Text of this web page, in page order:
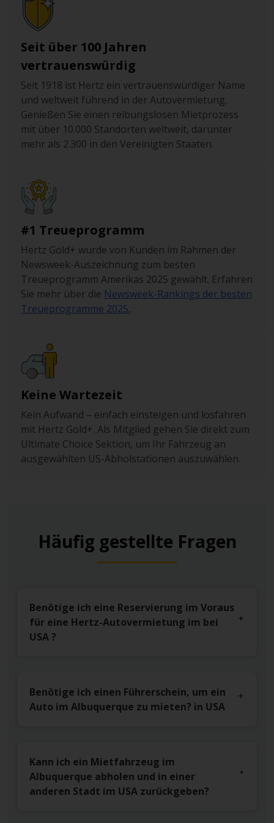
sodass der erste Regenfall nach einer langen
Trockenphase dafür sorgen kann, dass die Straßen
aufgrund von Ölablagerungen rutschig sind.
Nehmen Sie bei Fahrten durch die Wüste auf jeden Fall
ausreichend Wasser mit. Obwohl New Mexico als
Wüstenstaat bekannt ist, kann es im Winter vor allem in
den nördlichen Bereichen Schnee und Eis geben.
Während der kalten Jahreszeit sollte man deshalb auch
auf solche Umstände vorbereitet sein.
Seit über 100 Jahren
vertrauenswürdig
Seit 1918 ist Hertz ein vertrauenswürdiger Name
und weltweit führend in der Autovermietung.
Genießen Sie einen reibungslosen Mietprozess
mit über 10.000 Standorten weltweit, darunter
mehr als 2.300 in den Vereinigten Staaten.
#1 Treueprogramm
Hertz Gold+ wurde von Kunden im Rahmen der
Newsweek-Auszeichnung zum besten
Treueprogramm Amerikas 2025 gewählt. Erfahren
Sie mehr über die Newsweek-Rankings der besten
Treueprogramme 2025..
Keine Wartezeit
Kein Aufwand – einfach einsteigen und losfahren
mit Hertz Gold+. Als Mitglied gehen Sie direkt zum
Ultimate Choice Sektion, um Ihr Fahrzeug an
ausgewählten US-Abholstationen auszuwählen.
Häufig gestellte Fragen
Benötige ich eine Reservierung im Voraus
für eine Hertz-Autovermietung im bei
USA ?
Benötige ich einen Führerschein, um ein
Auto im Albuquerque zu mieten? in USA
Kann ich ein Mietfahrzeug im
Albuquerque abholen und in einer
anderen Stadt im USA zurückgeben?